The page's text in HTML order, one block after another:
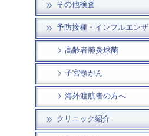
その他検査
予防接種・インフルエンザ
高齢者肺炎球菌
子宮頸がん
海外渡航者の方へ
クリニック紹介